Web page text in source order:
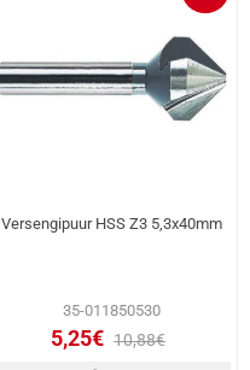
Versengipuur HSS Z3 5,3x40mm
35-011850530
5,25€ 10,88€